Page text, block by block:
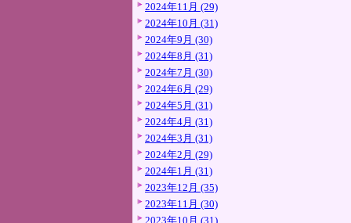
2024年11月 (29)
2024年10月 (31)
2024年9月 (30)
2024年8月 (31)
2024年7月 (30)
2024年6月 (29)
2024年5月 (31)
2024年4月 (31)
2024年3月 (31)
2024年2月 (29)
2024年1月 (31)
2023年12月 (35)
2023年11月 (30)
2023年10月 (31)